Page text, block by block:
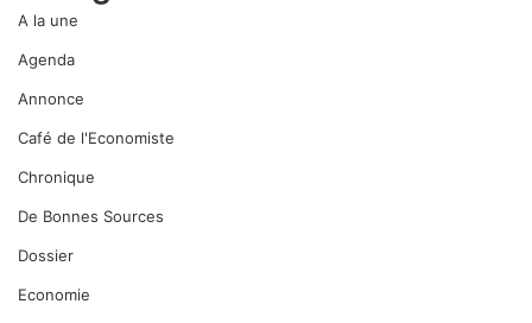
A la une
Agenda
Annonce
Café de l'Economiste
Chronique
De Bonnes Sources
Dossier
Economie